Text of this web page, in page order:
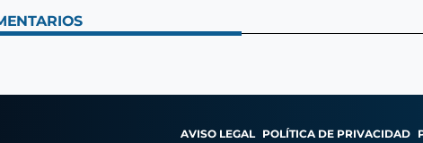
AVISO LEGAL POLÍTICA DE PRIVACIDAD